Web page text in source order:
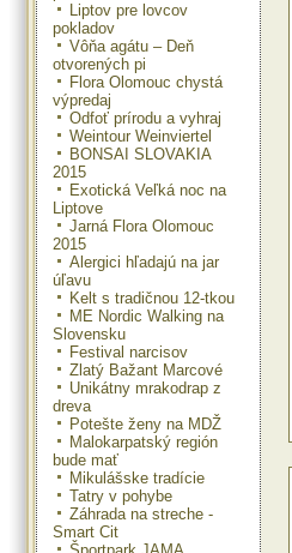
Liptov pre lovcov
pokladov
Vôňa agátu – Deň
otvorených pi
Flora Olomouc chystá
výpredaj
Odfoť prírodu a vyhraj
Weintour Weinviertel
BONSAI SLOVAKIA
2015
Exotická Veľká noc na
Liptove
Jarná Flora Olomouc
2015
Alergici hľadajú na jar
úľavu
Kelt s tradičnou 12-tkou
ME Nordic Walking na
Slovensku
Festival narcisov
Zlatý Bažant Marcové
Unikátny mrakodrap z
dreva
Potešte ženy na MDŽ
Malokarpatský región
bude mať
Mikulášske tradície
Tatry v pohybe
Záhrada na streche -
Smart Cit